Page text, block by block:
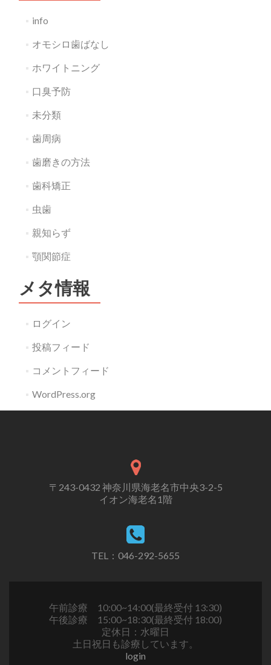
info
オモシロ歯ばなし
ホワイトニング
口臭予防
未分類
歯周病
歯磨きの方法
歯科矯正
虫歯
親知らず
顎関節症
メタ情報
ログイン
投稿フィード
コメントフィード
WordPress.org
〒243-0432 神奈川県海老名市中央3-2-5
イオン海老名1階
TEL：046-292-5655
午前診療 10:00~14:00(最終受付 13:30)
午後診療 15:00~18:30(最終受付 18:00)
定休日：水曜日
土日祝日も診療しています。
login